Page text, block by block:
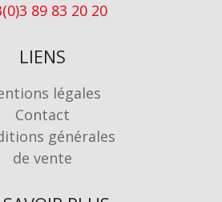
89 83 20 20
LIENS
légales
Contact
générales
de vente